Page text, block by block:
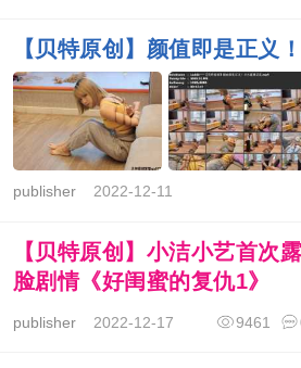
【贝特原创】颜值即是正义
publisher2022-12-11
【贝特原创】小洁小艺首次
脸剧情《好闺蜜的复仇1》
publisher2022-12-17 9461